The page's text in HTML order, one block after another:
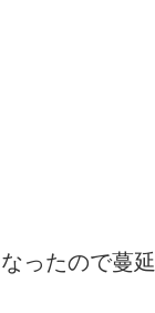
ったので蔓